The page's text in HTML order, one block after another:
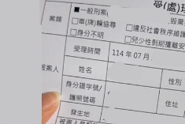
#現貨 Tailor
collection 美式毛呢
皮革 棒球外套 黑
NT$980